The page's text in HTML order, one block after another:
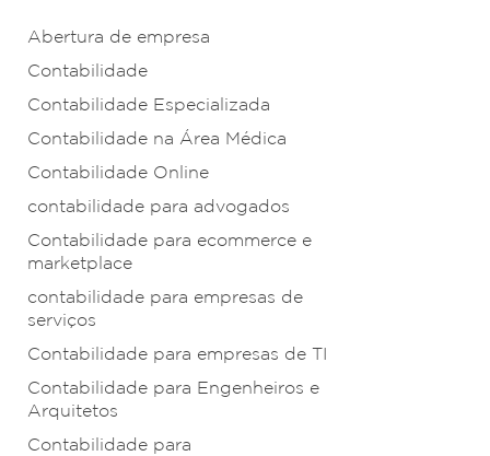
Abertura de empresa
Contabilidade
Contabilidade Especializada
Contabilidade na Área Médica
Contabilidade Online
contabilidade para advogados
Contabilidade para ecommerce e
marketplace
contabilidade para empresas de
serviços
Contabilidade para empresas de TI
Contabilidade para Engenheiros e
Arquitetos
Contabilidade para